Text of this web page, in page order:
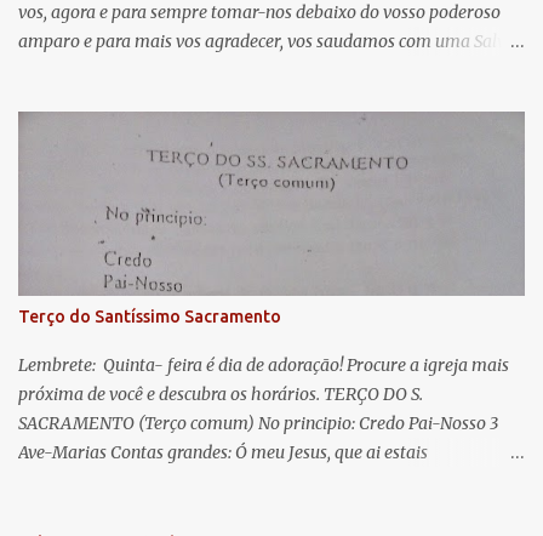
i
o
vos, agora e para sempre tomar-nos debaixo do vosso poderoso
amparo e para mais vos agradecer, vos saudamos com uma Salve
lágrimas. Eia, pois, Advogada nossa, estes vossos olhos
misericordiosos a nós volvei, e depois deste desterro, mostrai-nos
Jesus. Bendito é o fruto do vosso ventre, ó clemente, ó piedosa, ó
doce e sempre Virgem Maria. Rogai por nós Santa Mãe de Deus.
Para que sejamos dignos das promessas de Cristo. Amém.
Terço do Santíssimo Sacramento
Lembrete: Quinta- feira é dia de adoração! Procure a igreja mais
próxima de você e descubra os horários. TERÇO DO S.
SACRAMENTO (Terço comum) No principio: Credo Pai-Nosso 3
Ave-Marias Contas grandes: Ó meu Jesus, que ai estais